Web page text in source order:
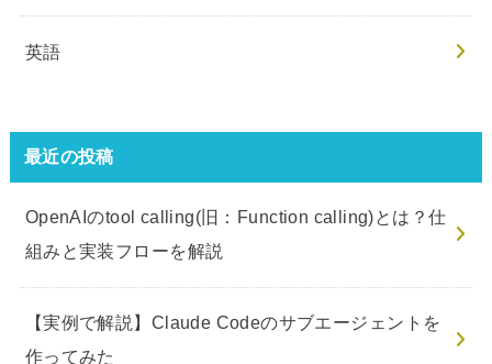
英語
最近の投稿
OpenAIのtool calling(旧：Function calling)とは？仕
組みと実装フローを解説
【実例で解説】Claude Codeのサブエージェントを
作ってみた